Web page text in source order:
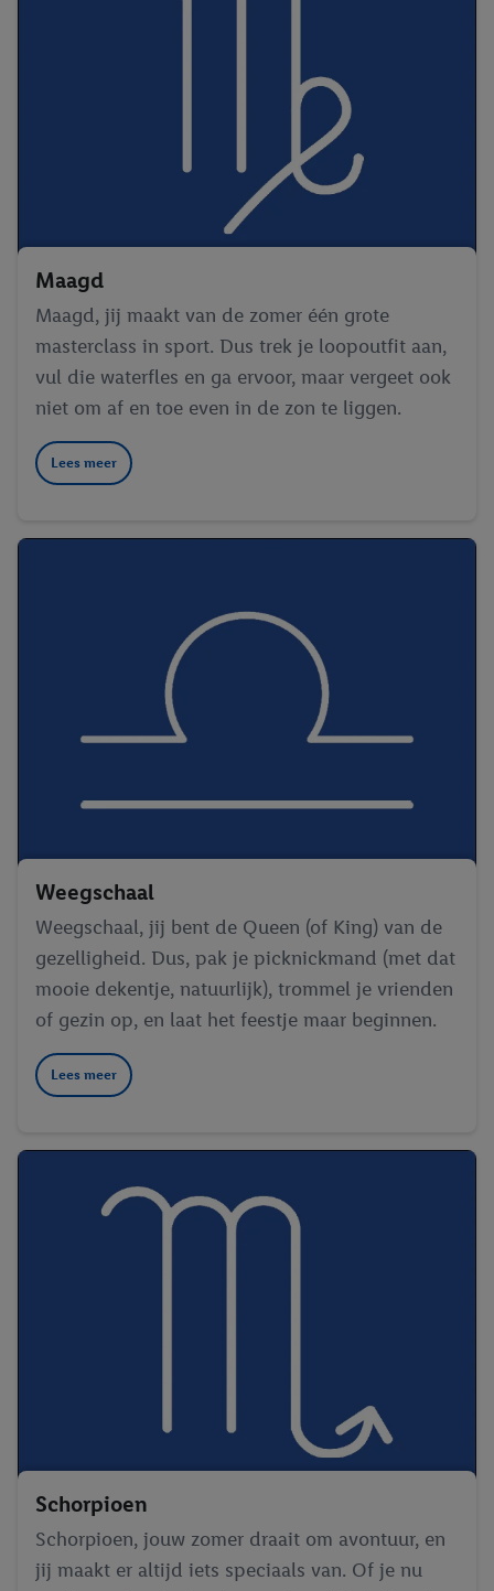
Maagd
Maagd, jij maakt van de zomer één grote
masterclass in sport. Dus trek je loopoutfit aan,
vul die waterfles en ga ervoor, maar vergeet ook
niet om af en toe even in de zon te liggen.
Lees meer
Weegschaal
Weegschaal, jij bent de Queen (of King) van de
gezelligheid. Dus, pak je picknickmand (met dat
mooie dekentje, natuurlijk), trommel je vrienden
of gezin op, en laat het feestje maar beginnen.
Lees meer
Schorpioen
Schorpioen, jouw zomer draait om avontuur, en
jij maakt er altijd iets speciaals van. Of je nu